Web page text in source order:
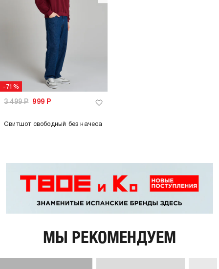
-71%
3 499Р 999 Р
Свитшот свободный без начеса
МЫ РЕКОМЕНДУЕМ